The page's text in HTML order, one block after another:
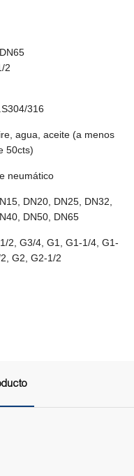
2
316
agua, aceite (a menos
50cts)
neumático
DN20, DN25, DN32,
DN50, DN65
2, G3/4, G1, G1-1/4, G1-
G2, G2-1/2